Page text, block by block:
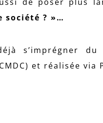
société ? »…
s’imprégner
et réalisée via